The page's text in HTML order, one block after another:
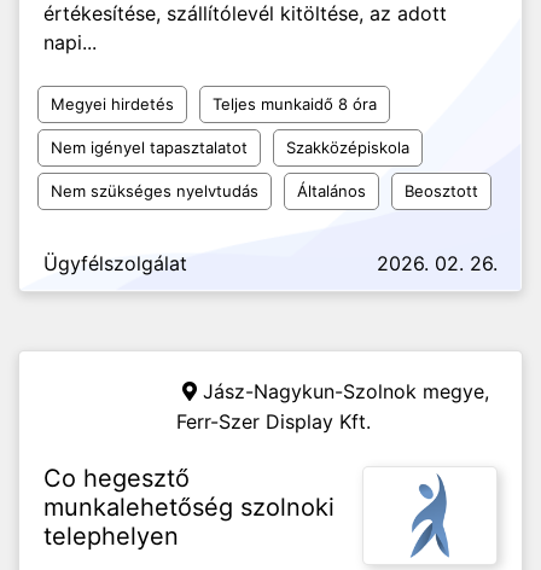
értékesítése, szállítólevél kitöltése, az adott
napi...
Megyei hirdetés Teljes munkaidő 8 óra
Nem igényel tapasztalatot Szakközépiskola
Nem szükséges nyelvtudás Általános Beosztott
Ügyfélszolgálat 2026. 02. 26.
Jász-Nagykun-Szolnok megye,
Ferr-Szer Display Kft.
Co hegesztő
munkalehetőség szolnoki
telephelyen